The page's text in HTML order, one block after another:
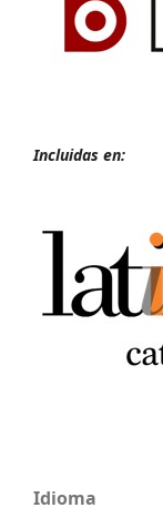
Incluidas en:
Idioma